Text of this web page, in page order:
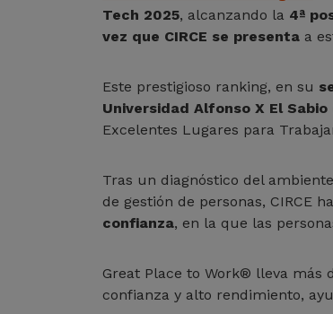
Tech 2025, alcanzando la 4ª
vez que CIRCE se presenta a
Este prestigioso ranking, en su
Universidad Alfonso X El
Excelentes Lugares para
Tras un diagnóstico del
de gestión de personas, CIRCE
confianza, en la que las
Great Place to Work® lleva más
confianza y alto rendimiento,